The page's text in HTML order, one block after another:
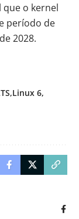
que o kernel
período de
2028.
Linux 6